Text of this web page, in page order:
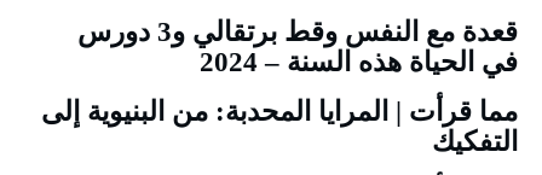
قعدة مع النفس وقط برتقالي و3 دورس
في الحياة هذه السنة – 2024
مما قرأت | المرايا المحدبة: من البنيوية إلى
التفكيك